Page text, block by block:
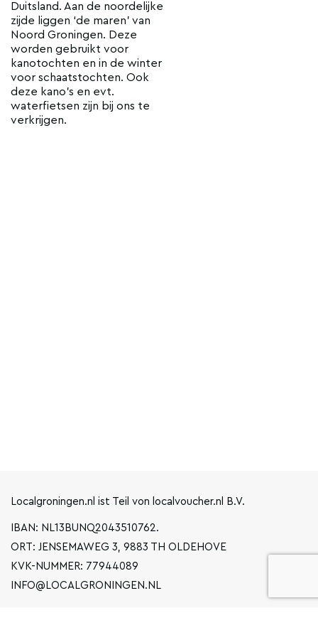
Duitsland. Aan de noordelijke
zijde liggen ‘de maren’ van
Noord Groningen. Deze
worden gebruikt voor
kanotochten en in de winter
voor schaatstochten. Ook
deze kano’s en evt.
waterfietsen zijn bij ons te
verkrijgen.
Localgroningen.nl ist Teil von localvoucher.nl B.V.
IBAN: NL13BUNQ2043510762.
ORT: JENSEMAWEG 3, 9883 TH OLDEHOVE
KVK-NUMMER: 77944089
INFO@LOCALGRONINGEN.NL